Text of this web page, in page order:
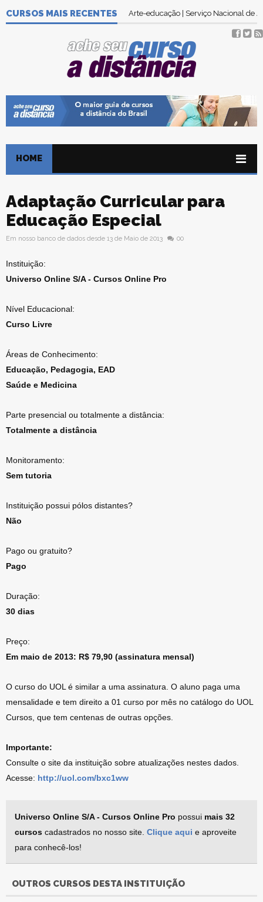
CURSOS MAIS RECENTES Arte-educação | Serviço Nacional de
HOME
Adaptação Curricular para
Educação Especial
Em nosso banco de dados desde 13 de Maio de 2013 00
Instituição:
Universo Online S/A - Cursos Online Pro
Nível Educacional:
Curso Livre
Áreas de Conhecimento:
Educação, Pedagogia, EAD
Saúde e Medicina
Parte presencial ou totalmente a distância:
Totalmente a distância
Monitoramento:
Sem tutoria
Instituição possui pólos distantes?
Não
Pago ou gratuito?
Pago
Duração:
30 dias
Preço:
Em maio de 2013: R$ 79,90 (assinatura mensal)
O curso do UOL é similar a uma assinatura. O aluno paga uma
mensalidade e tem direito a 01 curso por mês no catálogo do UOL
Cursos, que tem centenas de outras opções.
Importante:
Consulte o site da instituição sobre atualizações nestes dados.
Acesse: http://uol.com/bxc1ww
Universo Online S/A - Cursos Online Pro possui mais 32
cursos cadastrados no nosso site. Clique aqui e aproveite
para conhecê-los!
OUTROS CURSOS DESTA INSTITUIÇÃO